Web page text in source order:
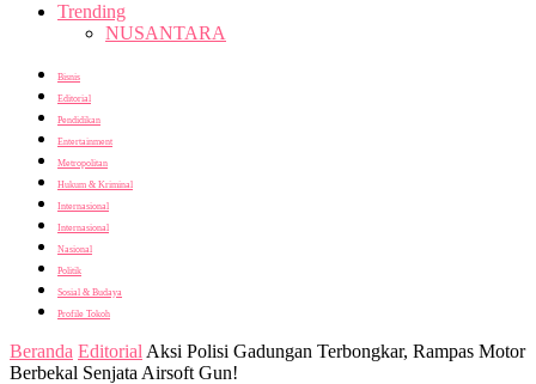
Trending
NUSANTARA
Bisnis
Editorial
Pendidikan
Entertainment
Metropolitan
Hukum & Kriminal
Internasional
Internasional
Nasional
Politik
Sosial & Budaya
Profile Tokoh
Beranda Editorial Aksi Polisi Gadungan Terbongkar, Rampas Motor
Berbekal Senjata Airsoft Gun!